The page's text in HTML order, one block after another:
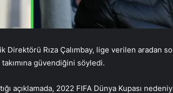
Direktörü Rıza Çalımbay, lige verilen aradan
güvendiğini söyledi.
açıklamada, 2022 FIFA Dünya Kupası